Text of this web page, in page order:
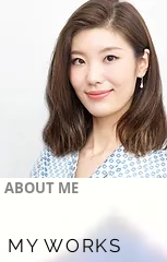
ABOUT ME
MY WORKS